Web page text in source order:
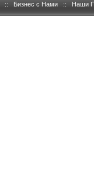
:: Бизнес с Нами :: Наши